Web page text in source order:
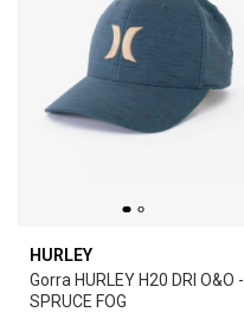
HURLEY
Gorra HURLEY H20 DRI O&O -
SPRUCE FOG